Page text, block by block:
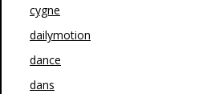
cygne
dailymotion
dance
dans